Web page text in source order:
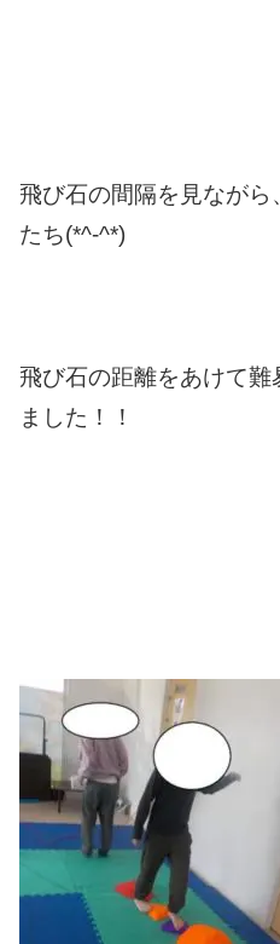
飛び石の間隔を見ながら
たち(*^-^*)
飛び石の距離をあけて難
ました！！